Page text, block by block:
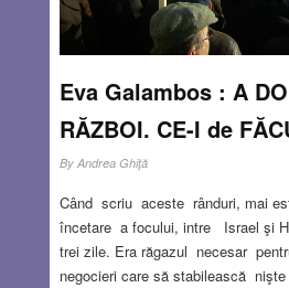
Eva Galambos : A
RĂZBOI. CE-I de
By Andrea Ghiţă
Când scriu aceste rânduri, mai
încetare a focului, intre Israel şi
trei zile. Era răgazul necesar
negocieri care să stabilească